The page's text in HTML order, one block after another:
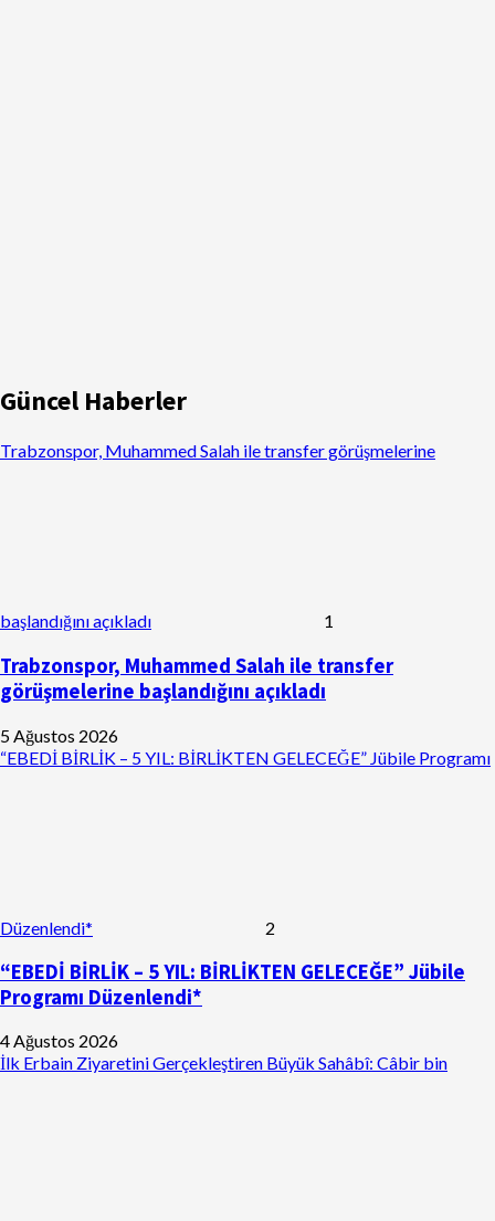
Güncel Haberler
Trabzonspor, Muhammed Salah ile transfer görüşmelerine
başlandığını açıkladı 1
Trabzonspor, Muhammed Salah ile transfer
görüşmelerine başlandığını açıkladı
5 Ağustos 2026
“EBEDİ BİRLİK – 5 YIL: BİRLİKTEN GELECEĞE” Jübile Programı
Düzenlendi* 2
“EBEDİ BİRLİK – 5 YIL: BİRLİKTEN GELECEĞE” Jübile
Programı Düzenlendi*
4 Ağustos 2026
İlk Erbain Ziyaretini Gerçekleştiren Büyük Sahâbî: Câbir bin